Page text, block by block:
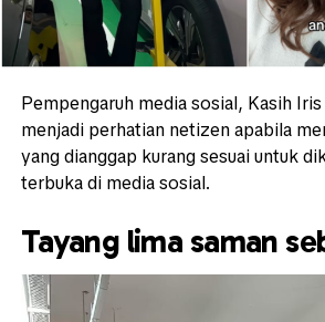
Pempengaruh media sosial, Kasih
menjadi perhatian netizen apabila
yang dianggap kurang sesuai untuk
terbuka di media sosial.
Tayang lima saman